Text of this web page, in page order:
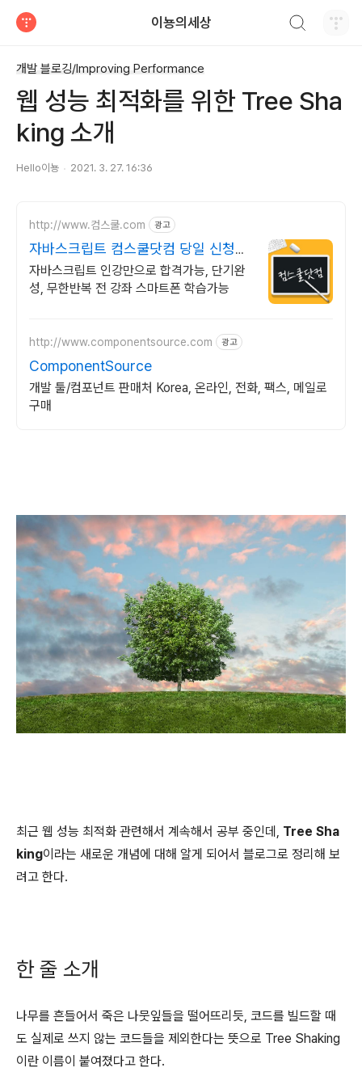
이뇽의세상
개발 블로깅/Improving Performance
웹 성능 최적화를 위한 Tree Sha
king 소개
Hello이뇽 2021. 3. 27. 16:36
http://www.컴스쿨.com 광고
자바스크립트 컴스쿨닷컴 당일 신청&
결제시 기프티콘!
자바스크립트 인강만으로 합격가능, 단기완
성, 무한반복 전 강좌 스마트폰 학습가능
http://www.componentsource.com 광고
ComponentSource
개발 툴/컴포넌트 판매처 Korea, 온라인, 전화, 팩스, 메일로
구매
최근 웹 성능 최적화 관련해서 계속해서 공부 중인데, Tree Sha
king이라는 새로운 개념에 대해 알게 되어서 블로그로 정리해 보
려고 한다.
한 줄 소개
나무를 흔들어서 죽은 나뭇잎들을 떨어뜨리듯, 코드를 빌드할 때
도 실제로 쓰지 않는 코드들을 제외한다는 뜻으로 Tree Shaking
이란 이름이 붙여졌다고 한다.